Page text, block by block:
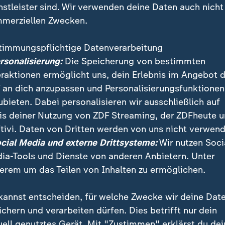
"Glamour"-Magazin inspirierende Frauen bei
of the Year Awards ausgezeichnet: die Sugababes,
Sängerin Tyla.
sind. Wir verwenden deine Daten auch nicht
Zwecken.
Datenverarbeitung
Die Speicherung von bestimmten
ermöglicht uns, dein Erlebnis im Angebot
an dich anzupassen und Personalisierungsfunktionen
Dabei personalisieren wir ausschließlich auf
deiner Nutzung von ZDF Streaming, der ZDFheute
Daten von Dritten werden von uns nicht
Media und externe Drittsysteme:Wir nutzen
Tools und Dienste von anderen Anbietern. Unter
um das Teilen von Inhalten zu ermöglichen.
entscheiden, für welche Zwecke wir deine
und verarbeiten dürfen. Dies betrifft nur dein